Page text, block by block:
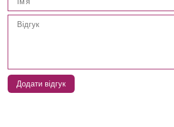
Додати відгук